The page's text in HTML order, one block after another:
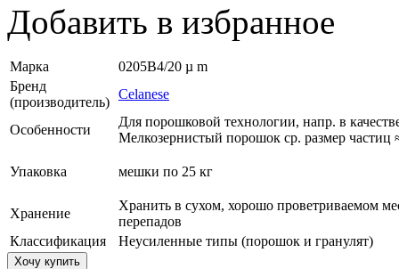
Добавить в избранное
Марка
0205B4/20 µ m
Бренд
(производитель)
Celanese
Особенности
Для порошковой технологии, напр. в
Мелкозернистый порошок ср. размер частиц
Упаковка мешки по 25 кг
Хранение
Хранить в сухом, хорошо проветриваемом
перепадов
Классификация
Неусиленные типы (порошок и гранулят)
Хочу купить